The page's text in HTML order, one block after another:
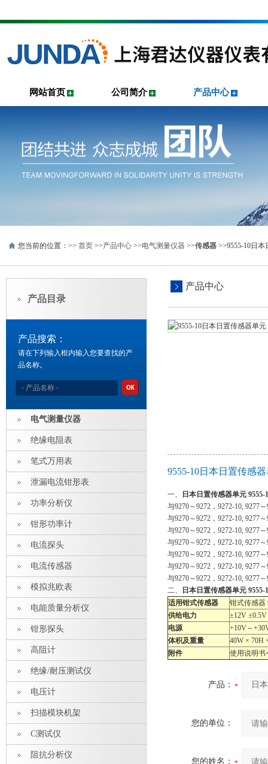
网站首页 公司简介 产品中心
您当前的位置：>> 首页 >>产品中心 >>电气测量仪器 >>传感器 >>9555-10日本
产品目录
产品搜索：
请在下列输入框内输入您要查找的产
品名称。
电气测量仪器
绝缘电阻表
笔式万用表
泄漏电流钳形表
功率分析仪
钳形功率计
电流探头
电流传感器
模拟兆欧表
电能质量分析仪
钳形探头
高阻计
绝缘/耐压测试仪
电压计
扫描模块机架
C测试仪
阻抗分析仪
产品中心
9555-10日本日置传感
一、
日本日置传感器单元 9555-
与9270～9272，9272-10, 9277
与9270～9272，9272-10, 9277
与9270～9272，9272-10, 9277
与9270～9272，9272-10, 9277
与9270～9272，9272-10, 9277
与9270～9272，9272-10, 9277
与9270～9272，9272-10, 9277
二、
日本日置传感器单元 9555-
适用钳式传感器
钳式传感器
供给电力
±12V ±0.5V
电源
+10V～
体积及重量
40W × 70H
附件
使用说明书
产品：
您的单位：
您的姓名：